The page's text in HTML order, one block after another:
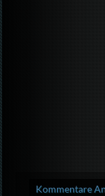
Kommentare